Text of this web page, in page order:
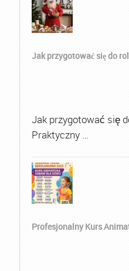
Jak przygotować się do
Jak przygotować się
Praktyczny …
Profesjonalny Kurs